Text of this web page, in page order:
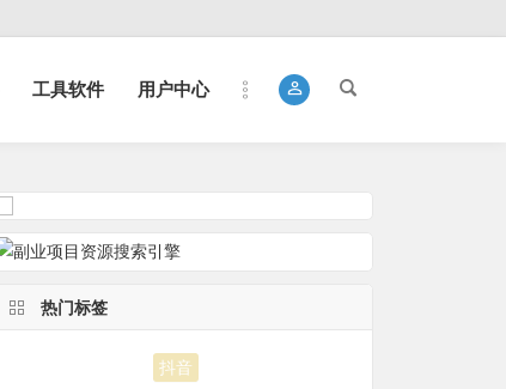
工具软件 用户中心
热门标签